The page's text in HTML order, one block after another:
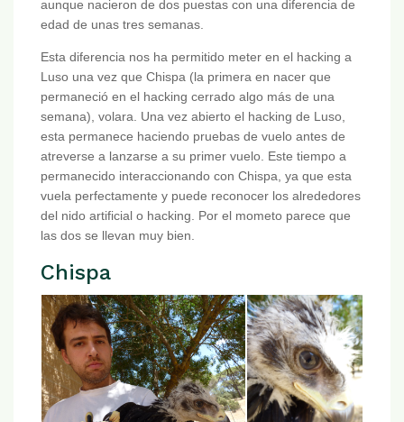
aunque nacieron de dos puestas con una diferencia de
edad de unas tres semanas.
Esta diferencia nos ha permitido meter en el hacking a
Luso una vez que Chispa (la primera en nacer que
permaneció en el hacking cerrado algo más de una
semana), volara. Una vez abierto el hacking de Luso,
esta permanece haciendo pruebas de vuelo antes de
atreverse a lanzarse a su primer vuelo. Este tiempo a
permanecido interaccionando con Chispa, ya que esta
vuela perfectamente y puede reconocer los alrededores
del nido artificial o hacking. Por el mometo parece que
las dos se llevan muy bien.
Chispa